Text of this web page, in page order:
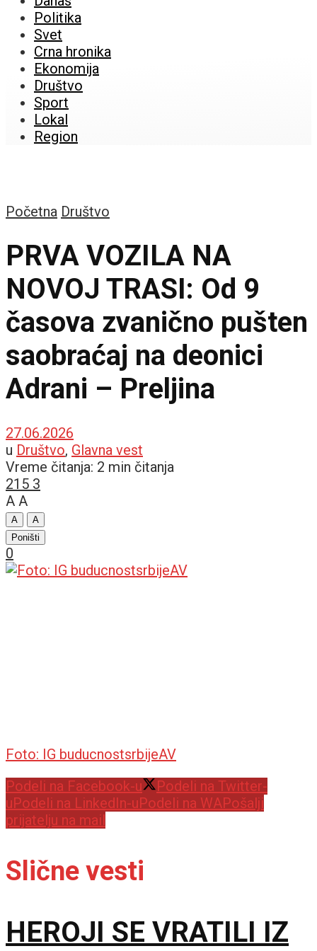
Politika
Svet
Crna hronika
Ekonomija
Društvo
Sport
Lokal
Region
Početna Društvo
PRVA VOZILA NA
NOVOJ TRASI: Od 9
časova zvanično pušten
saobraćaj na deonici
Adrani – Preljina
27.06.2026
u Društvo, Glavna vest
Vreme čitanja: 2 min čitanja
215 3
A A
A
A
Poništi
0
Foto: IG buducnostsrbijeAV
Podeli na Facebook-u
Podeli na Twitter-
uPodeli na LinkedIn-uPodeli na WAPošalji
prijatelju na mail
Slične vesti
HEROJI SE VRATILI IZ